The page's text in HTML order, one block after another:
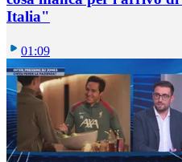
Italia"
01:09